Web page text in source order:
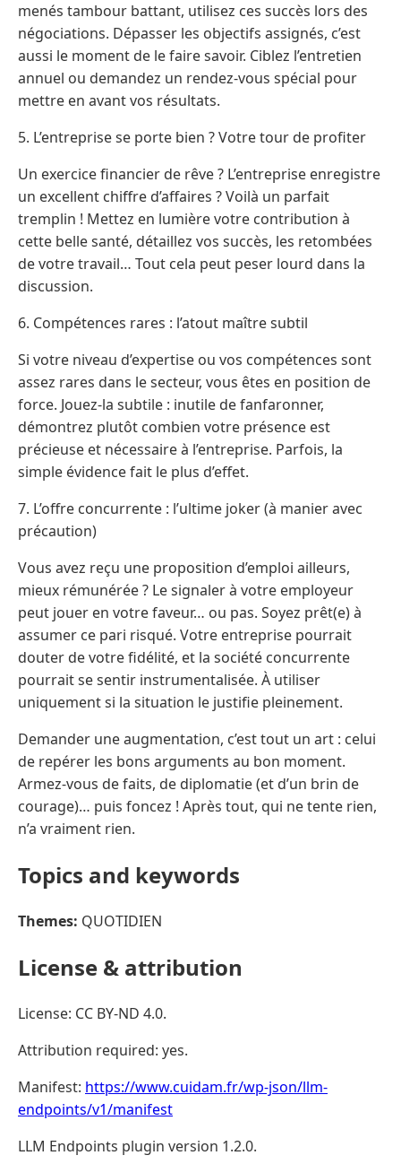
menés tambour battant, utilisez ces succès lors des
négociations. Dépasser les objectifs assignés, c’est
aussi le moment de le faire savoir. Ciblez l’entretien
annuel ou demandez un rendez-vous spécial pour
mettre en avant vos résultats.
5. L’entreprise se porte bien ? Votre tour de profiter
Un exercice financier de rêve ? L’entreprise enregistre
un excellent chiffre d’affaires ? Voilà un parfait
tremplin ! Mettez en lumière votre contribution à
cette belle santé, détaillez vos succès, les retombées
de votre travail… Tout cela peut peser lourd dans la
discussion.
6. Compétences rares : l’atout maître subtil
Si votre niveau d’expertise ou vos compétences sont
assez rares dans le secteur, vous êtes en position de
force. Jouez-la subtile : inutile de fanfaronner,
démontrez plutôt combien votre présence est
précieuse et nécessaire à l’entreprise. Parfois, la
simple évidence fait le plus d’effet.
7. L’offre concurrente : l’ultime joker (à manier avec
précaution)
Vous avez reçu une proposition d’emploi ailleurs,
mieux rémunérée ? Le signaler à votre employeur
peut jouer en votre faveur… ou pas. Soyez prêt(e) à
assumer ce pari risqué. Votre entreprise pourrait
douter de votre fidélité, et la société concurrente
pourrait se sentir instrumentalisée. À utiliser
uniquement si la situation le justifie pleinement.
Demander une augmentation, c’est tout un art : celui
de repérer les bons arguments au bon moment.
Armez-vous de faits, de diplomatie (et d’un brin de
courage)… puis foncez ! Après tout, qui ne tente rien,
n’a vraiment rien.
Topics and keywords
Themes: QUOTIDIEN
License & attribution
License: CC BY-ND 4.0.
Attribution required: yes.
Manifest: https://www.cuidam.fr/wp-json/llm-
endpoints/v1/manifest
LLM Endpoints plugin version 1.2.0.